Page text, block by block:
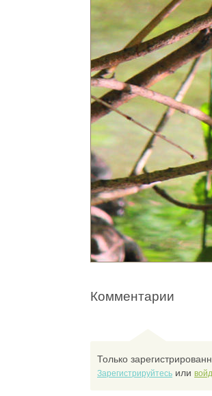
Комментарии
Только
Зарегистрируйтесь или